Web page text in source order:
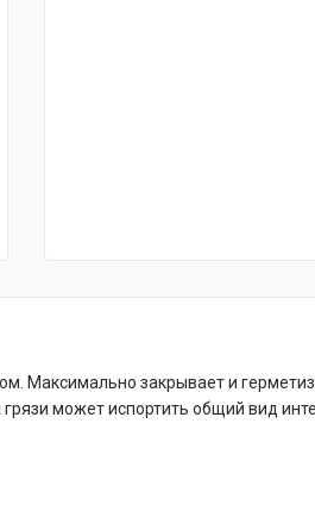
Максимально закрывает и
может испортить общий вид